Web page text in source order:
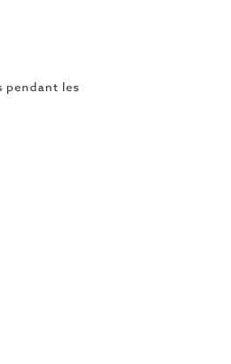
pendant les